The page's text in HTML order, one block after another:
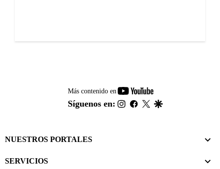
Más contenido en
youtube-
footer
Síguenos en: instagram
facebook
twitter
NUESTROS PORTALES
SERVICIOS